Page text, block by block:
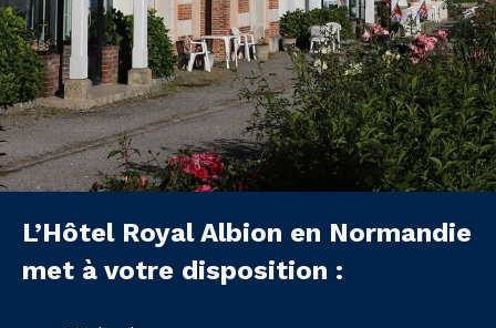
L’Hôtel Royal Albion en Normandie
met à votre disposition :